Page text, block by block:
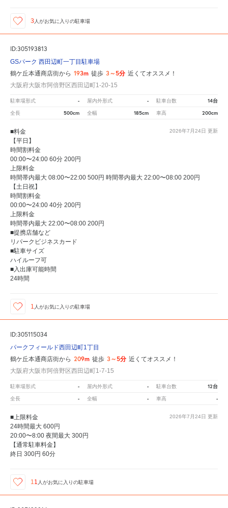
3人がお気に入りの駐車場
ID:305193813
GSパーク 西田辺町一丁目駐車場
鶴ケ丘本通商店街から 193m 徒歩 3～5分 近くてオススメ！
大阪府大阪市阿倍野区西田辺町1-20-15
駐車場形式 - 屋内外形式 - 駐車台数 14台
全長 500cm 全幅 185cm 車高 200cm
2026年7月24日 更新
■料金
【平日】
時間割料金
00:00〜24:00 60分 200円
上限料金
時間帯内最大 08:00〜22:00 500円 時間帯内最大 22:00〜08:00 200円
【土日祝】
時間割料金
00:00〜24:00 40分 200円
上限料金
時間帯内最大 22:00〜08:00 200円
■提携店舗など
リパークビジネスカード
■駐車サイズ
ハイルーフ可
■入出庫可能時間
24時間
1 人がお気に入りの駐車場
ID:305115034
パークフィールド西田辺町1丁目
鶴ケ丘本通商店街から 209m 徒歩 3～5分 近くてオススメ！
大阪府大阪市阿倍野区西田辺町1-7-15
駐車場形式 - 屋内外形式 - 駐車台数 12台
全長 - 全幅 - 車高 -
2026年7月24日 更新
■上限料金
24時間最大 600円
20:00〜8:00 夜間最大 300円
【通常駐車料金】
終日 300円 60分
11 人がお気に入りの駐車場